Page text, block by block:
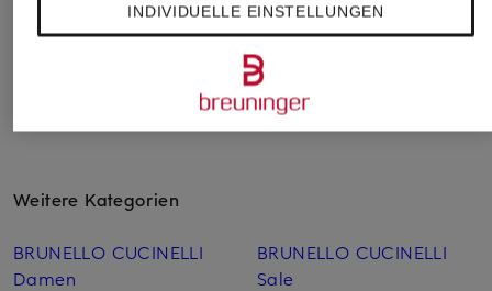
Weitere Kategorien
BRUNELLO CUCINELLI
Damen
BRUNELLO CUCINELLI
Sale
INDIVIDUELLE EINSTELLUNGEN